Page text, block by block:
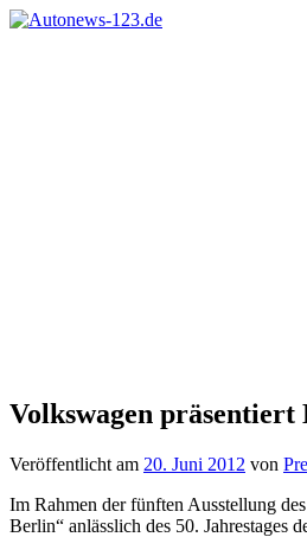
Zum
Volkswagen
Veröffentlicht am 20. Juni 2012 von
Im Rahmen der fünften Ausstellung
Berlin“ anlässlich des 50. Jahrestages